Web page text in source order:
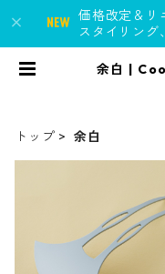
価格改定＆リ
スタイリング
余白 |
トップ 余白